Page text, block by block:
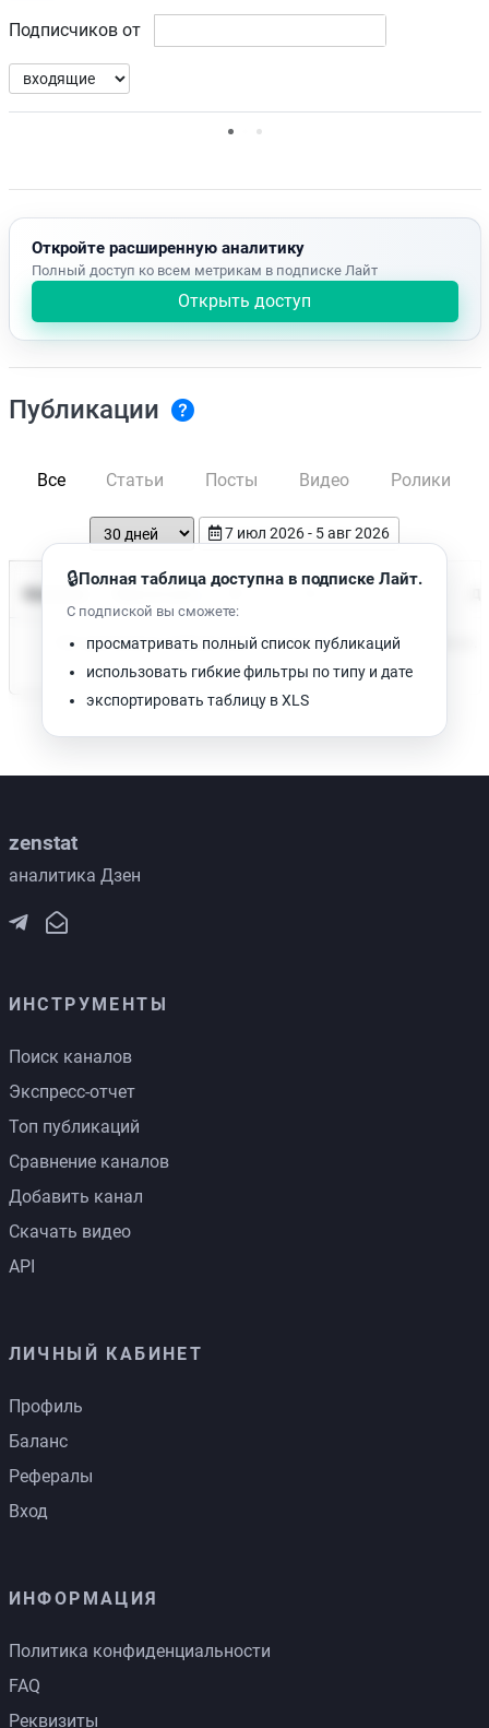
Подписчиков от
Нет доступных упоминаний.
Откройте расширенную аналитику
Полный доступ ко всем метрикам в подписке Лайт
Открыть доступ
Публикации
Все Статьи Посты Видео Ролики
7 июл 2026 - 5 авг 2026
Время чтения
Нет доступных публикаций. Попробуйте изменить фильтр.
🔒Полная таблица доступна в подписке Лайт.
С подпиской вы сможете:
просматривать полный список публикаций
использовать гибкие фильтры по типу и дате
экспортировать таблицу в XLS
zenstat
аналитика Дзен
ИНСТРУМЕНТЫ
Поиск каналов
Экспресс-отчет
Топ публикаций
Сравнение каналов
Добавить канал
Скачать видео
API
ЛИЧНЫЙ КАБИНЕТ
Профиль
Баланс
Рефералы
Вход
ИНФОРМАЦИЯ
Политика конфиденциальности
FAQ
Реквизиты